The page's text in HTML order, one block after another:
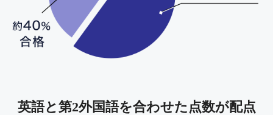
英語と第2外国語を合わせた点数が配点